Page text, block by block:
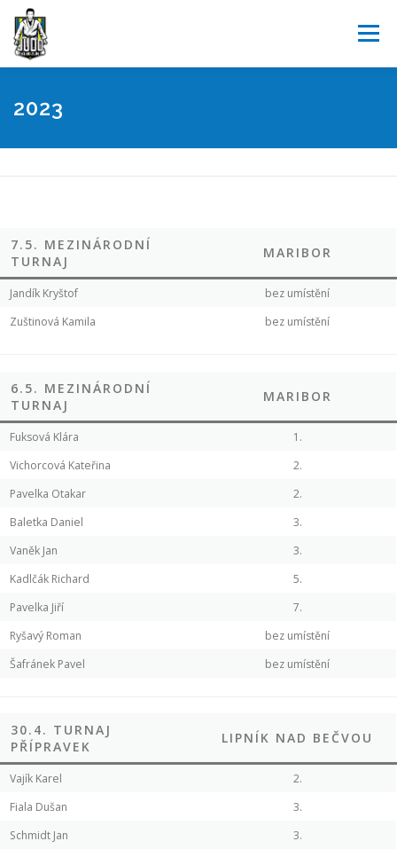
Přeskočit
obsah
Menu
JUDO
2023
7.5. MEZINÁRODNÍ
TURNAJ
MARIBOR
Jandík Kryštof
bez umístění
Zuštinová Kamila
bez umístění
6.5. MEZINÁRODNÍ
TURNAJ
MARIBOR
Fuksová Klára
1.
Vichorcová Kateřina
2.
Pavelka Otakar
2.
Baletka Daniel
3.
Vaněk Jan
3.
Kadlčák Richard
5.
Pavelka Jiří
7.
Ryšavý Roman
bez umístění
Šafránek Pavel
bez umístění
30.4. TURNAJ
PŘÍPRAVEK
LIPNÍK NAD BEČVOU
Vajík Karel
2.
Fiala Dušan
3.
Schmidt Jan
3.